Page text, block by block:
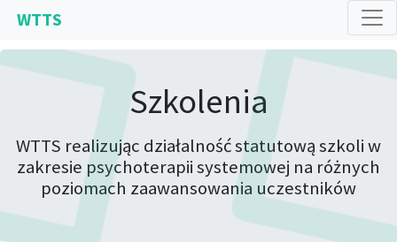
WTTS
Szkolenia
WTTS realizując działalność statutową szkoli w
zakresie psychoterapii systemowej na różnych
poziomach zaawansowania uczestników